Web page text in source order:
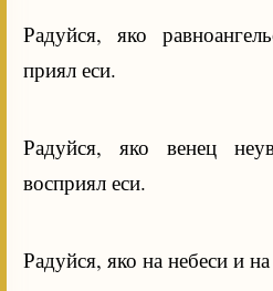
Радуйся, яко
приял еси.
Радуйся, яко венец
восприял еси.
Радуйся, яко на небеси и